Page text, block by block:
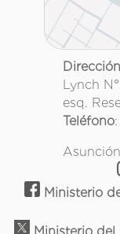
Dirección
Lynch
esq.
Teléfono
Ministerio